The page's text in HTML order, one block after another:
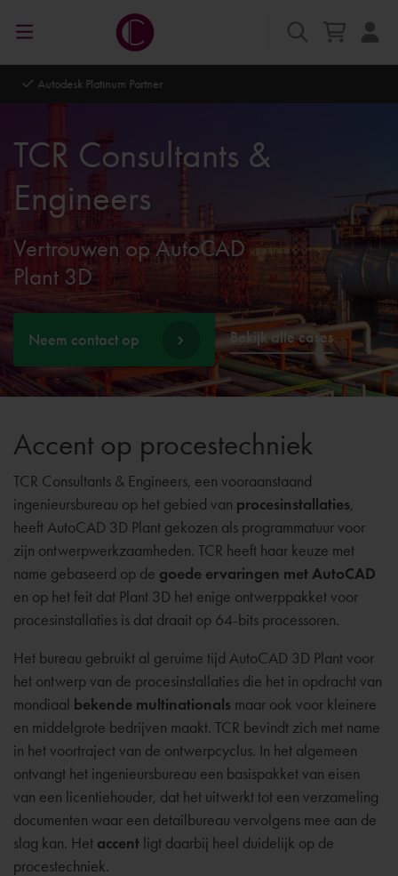
Autodesk Platinum Partner
TCR Consultants &
Engineers
Vertrouwen op AutoCAD
Plant 3D
Neem contact op Bekijk alle cases
Accent op procestechniek
TCR Consultants & Engineers, een vooraanstaand
ingenieursbureau op het gebied van procesinstallaties
heeft AutoCAD 3D Plant gekozen als programmatuur voor
zijn ontwerpwerkzaamheden. TCR heeft haar keuze met
name gebaseerd op de goede ervaringen met AutoCAD
en op het feit dat Plant 3D het enige ontwerppakket voor
procesinstallaties is dat draait op 64-bits processoren.
Het bureau gebruikt al geruime tijd AutoCAD 3D Plant voor
het ontwerp van de procesinstallaties die het in opdracht van
mondiaal bekende multinationals maar ook voor kleinere
en middelgrote bedrijven maakt. TCR bevindt zich met name
in het voortraject van de ontwerpcyclus. In het algemeen
ontvangt het ingenieursbureau een basispakket van eisen
van een licentiehouder, dat het uitwerkt tot een verzameling
documenten waar een detailbureau vervolgens mee aan de
slag kan. Het accent ligt daarbij heel duidelijk op de
procestechniek.